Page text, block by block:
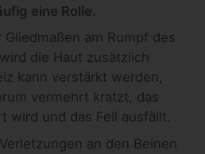
eine Rolle.
Gliedmaßen am Rumpf des
die Haut zusätzlich
kann verstärkt werden,
vermehrt kratzt, das
wird und das Fell ausfällt.
an den Beinen